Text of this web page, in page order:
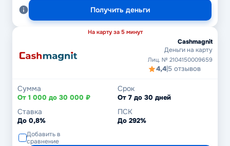
Получить деньги
На карту за 5 минут
Cashmagnit
Деньги на карту
Лиц. № 2104150009659
4,4|5 отзывов
Сумма
От 1 000 до 30 000 ₽
Срок
От 7 до 30 дней
Ставка
До 0,8%
ПСК
До 292%
Добавить в
сравнение